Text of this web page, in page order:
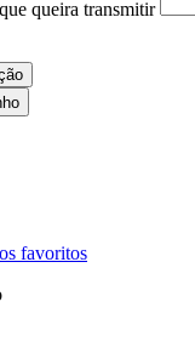
queira transmitir
favoritos